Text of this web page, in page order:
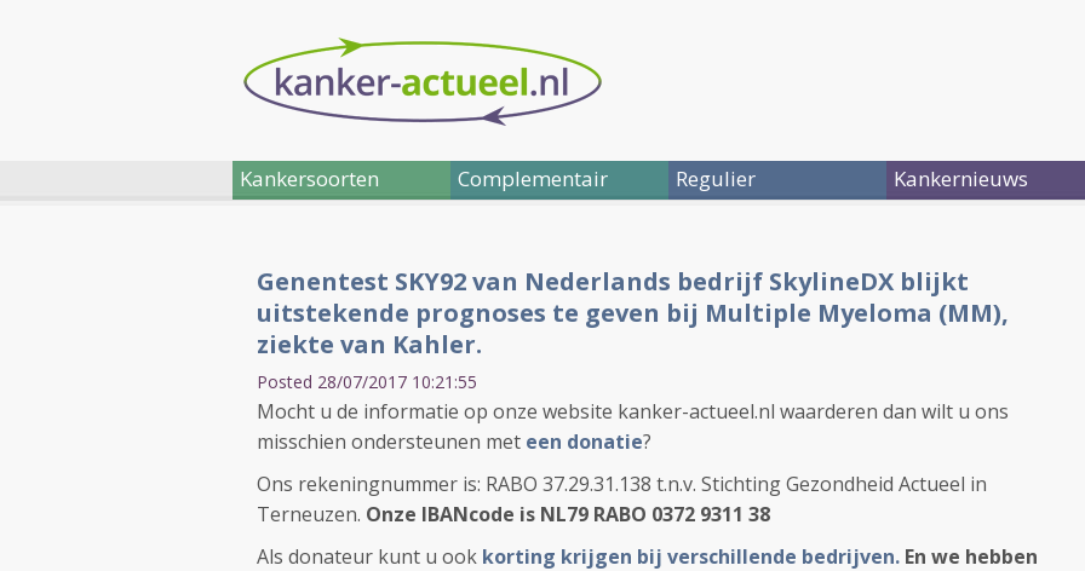
Kankersoorten Complementair Regulier Kankernieuws
Genentest SKY92 van Nederlands bedrijf SkylineDX blijkt
uitstekende prognoses te geven bij Multiple Myeloma (MM),
ziekte van Kahler.
Posted 28/07/2017 10:21:55
Mocht u de informatie op onze website kanker-actueel.nl waarderen dan wilt u ons
misschien ondersteunen met een donatie?
Ons rekeningnummer is: RABO 37.29.31.138 t.n.v. Stichting Gezondheid Actueel in
Terneuzen. Onze IBANcode is NL79 RABO 0372 9311 38
Als donateur kunt u ook korting krijgen bij verschillende bedrijven. En we hebben